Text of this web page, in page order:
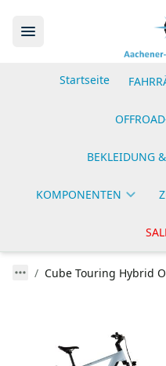
Startseite
BEKLEIDUNG
KOMPONENTEN
Cube Touring Hybrid